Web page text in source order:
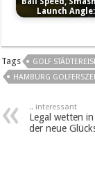
Launch
Tags GOLF
HAMBURG
.. interessant
Legal wetten
der neue